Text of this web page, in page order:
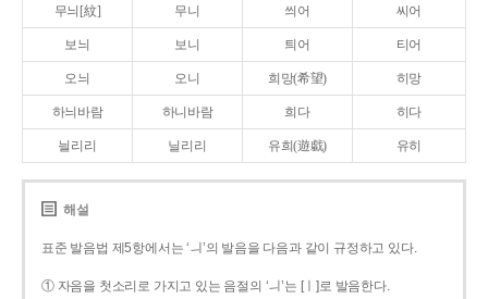
무늬[紋] 무니 씌어 씨어
보늬 보니 틔어 티어
오늬 오니 희망(希望) 히망
하늬바람 하니바람 희다 히다
늴리리 닐리리 유희(遊戱) 유히
해설
표준 발음법 제5항에서는 ‘ㅢ’의 발음을 다음과 같이 규정하고 있다.
① 자음을 첫소리로 가지고 있는 음절의 ‘ㅢ’는 [ㅣ]로 발음한다.